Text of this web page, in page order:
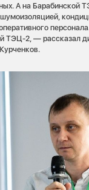
А на Барабинской
ТЭЦ-2, — рассказал